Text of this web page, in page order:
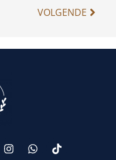
VOLGENDE